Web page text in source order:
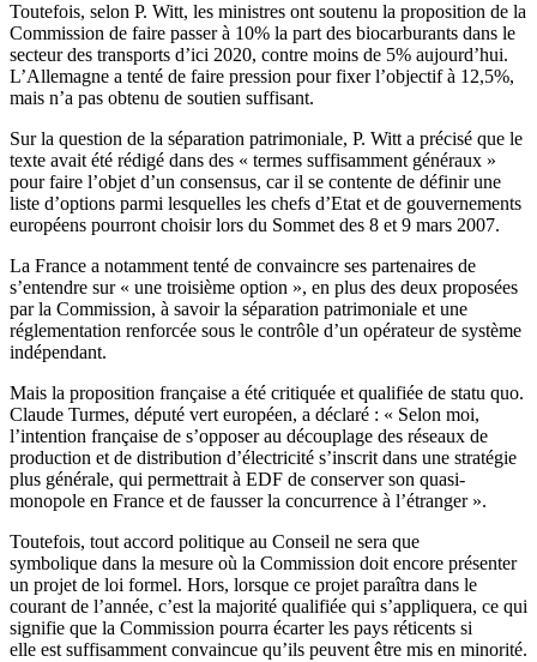
Toutefois, selon P. Witt, les ministres ont soutenu la proposition de la
Commission de faire passer à 10% la part des biocarburants dans le
secteur des transports d’ici 2020, contre moins de 5% aujourd’hui.
L’Allemagne a tenté de faire pression pour fixer l’objectif à 12,5%,
mais n’a pas obtenu de soutien suffisant.
Sur la question de la séparation patrimoniale, P. Witt a précisé que le
texte avait été rédigé dans des « termes suffisamment généraux »
pour faire l’objet d’un consensus, car il se contente de définir une
liste d’options parmi lesquelles les chefs d’Etat et de gouvernements
européens pourront choisir lors du Sommet des 8 et 9 mars 2007.
La France a notamment tenté de convaincre ses partenaires de
s’entendre sur « une troisième option », en plus des deux proposées
par la Commission, à savoir la séparation patrimoniale et une
réglementation renforcée sous le contrôle d’un opérateur de système
indépendant.
Mais la proposition française a été critiquée et qualifiée de statu quo.
Claude Turmes, député vert européen, a déclaré : « Selon moi,
l’intention française de s’opposer au découplage des réseaux de
production et de distribution d’électricité s’inscrit dans une stratégie
plus générale, qui permettrait à EDF de conserver son quasi-
monopole en France et de fausser la concurrence à l’étranger ».
Toutefois, tout accord politique au Conseil ne sera que
symbolique dans la mesure où la Commission doit encore présenter
un projet de loi formel. Hors, lorsque ce projet paraîtra dans le
courant de l’année, c’est la majorité qualifiée qui s’appliquera, ce qui
signifie que la Commission pourra écarter les pays réticents si
elle est suffisamment convaincue qu’ils peuvent être mis en minorité.